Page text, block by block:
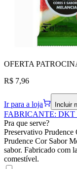
OFERTA
R$ 7,96
Ir para a loja Incluir
FABRICANTE: DKT
Pra que serve?
Preservativo
Prudence Cor Sabor
sabor. Fabricado com
comestível.